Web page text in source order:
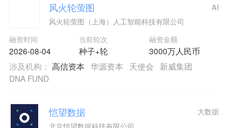
风火轮萤图
风火轮萤图（上海）人工智能科技有限公司
融资时间
2026-08-04
当前轮次
种子+轮
融资金额
3000万人民币
AI
涉及机构： 高信资本 华源资本 天使会
新威集团
DNA FUND
恺望数据
北京恺望数据科技有限公司
大数据